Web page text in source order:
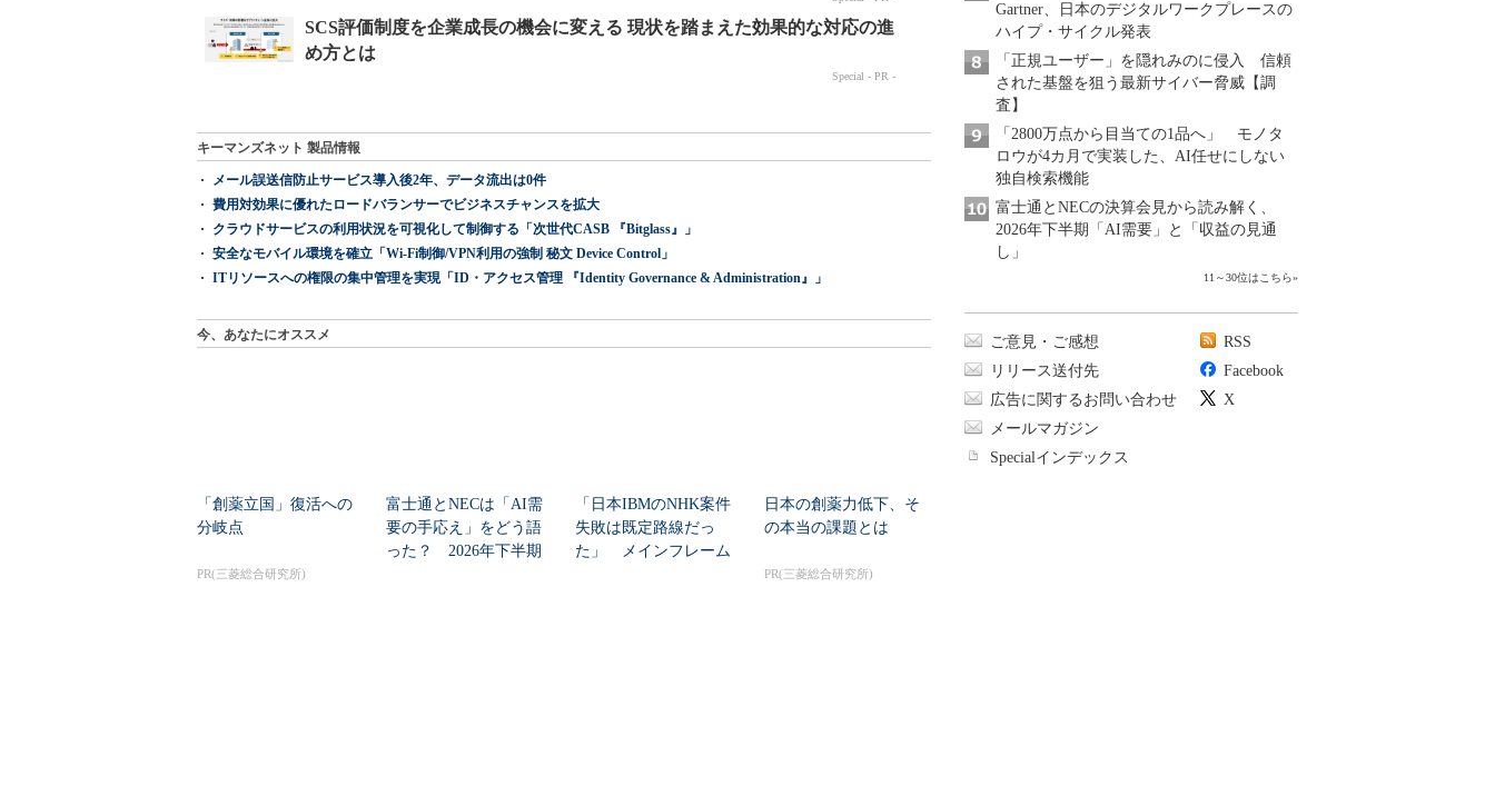
キーマンズネット 製品情報
メール誤送信防止サービス導入後2年、データ流出は0件
費用対効果に優れたロードバランサーでビジネスチャンスを拡大
クラウドサービスの利用状況を可視化して制御する「次世代CASB 『Bitglass』」
安全なモバイル環境を確立「Wi-Fi制御/VPN利用の強制 秘文 Device Control」
ITリソースへの権限の集中管理を実現「ID・アクセス管理 『Identity Governance & Administration』」
今、あなたにオススメ
「創薬立国」復活への
分岐点
PR(三菱総合研究所)
富士通とNECは「AI需
要の手応え」をどう語
った？ 2026年下半期
「日本IBMのNHK案件
失敗は既定路線だっ
た」 メインフレーム
日本の創薬力低下、そ
の本当の課題とは
PR(三菱総合研究所)
Gartner、日本のデジタルワークプレースの
ハイプ・サイクル発表
「正規ユーザー」を隠れみのに侵入 信頼
された基盤を狙う最新サイバー脅威【調
査】
「2800万点から目当ての1品へ」 モノタ
ロウが4カ月で実装した、AI任せにしない
独自検索機能
富士通とNECの決算会見から読み解く、
2026年下半期「AI需要」と「収益の見通
し」
11～30位はこちら»
ご意見・ご感想
リリース送付先
広告に関するお問い合わせ
メールマガジン
Specialインデックス
RSS
Facebook
X